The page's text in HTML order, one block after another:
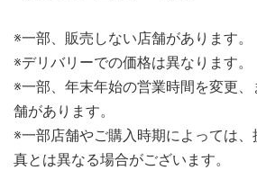
※一部、販売しない店舗があります。
※デリバリーでの価格は異なります。
※一部、年末年始の営業時間を変更
舗があります。
※一部店舗やご購入時期によっては
真とは異なる場合がございます。